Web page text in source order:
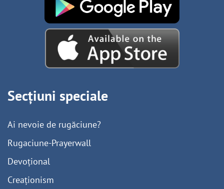
Secțiuni speciale
Ai nevoie de rugăciune?
Rugaciune-Prayerwall
Devoțional
Creaționism